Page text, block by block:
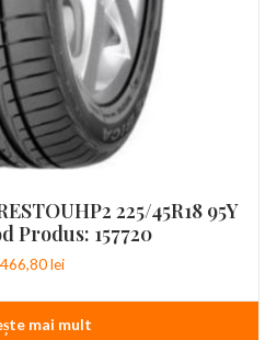
225/45R18 95Y
Produs: 157720
466,80lei
mai mult